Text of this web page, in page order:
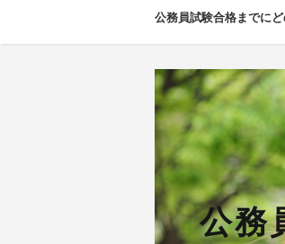
公務員試験合格までに
公務